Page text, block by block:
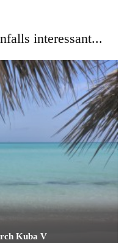
interessant...
Kuba V